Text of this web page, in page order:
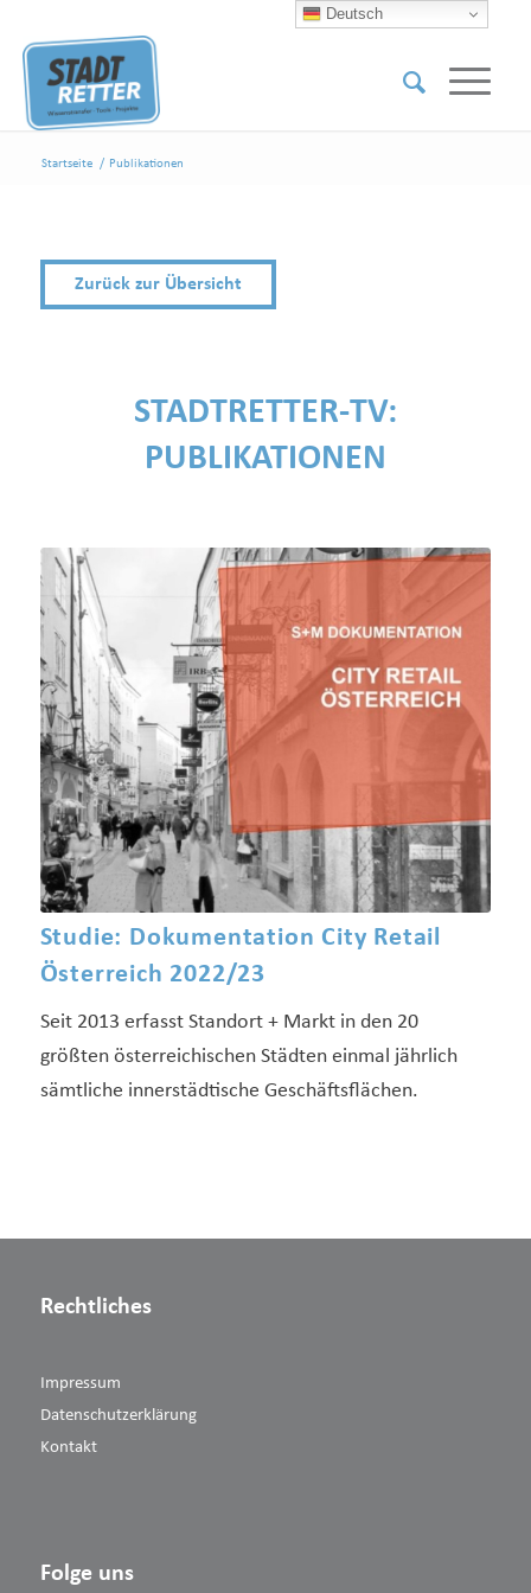
Startseite / Publikationen
Zurück zur Übersicht
STADTRETTER-TV:
PUBLIKATIONEN
Studie: Dokumentation City Retail
Österreich 2022/23
Seit 2013 erfasst Standort + Markt in den 20
größten österreichischen Städten einmal jährlich
sämtliche innerstädtische Geschäftsflächen.
Rechtliches
Impressum
Datenschutzerklärung
Kontakt
Folge uns
Deutsch